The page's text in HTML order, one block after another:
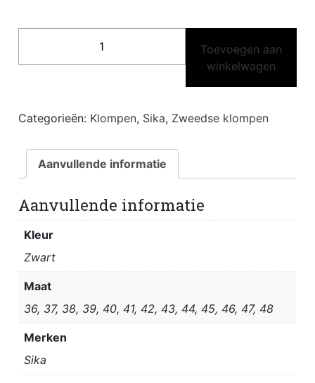
traditioneel
Toevoegen aan
winkelwagen
Categorieën: Klompen, Sika, Zweedse klompen
Aanvullende informatie
Aanvullende informatie
Kleur
Zwart
Maat
36, 37, 38, 39, 40, 41, 42, 43, 44, 45, 46, 47, 48
Merken
Sika